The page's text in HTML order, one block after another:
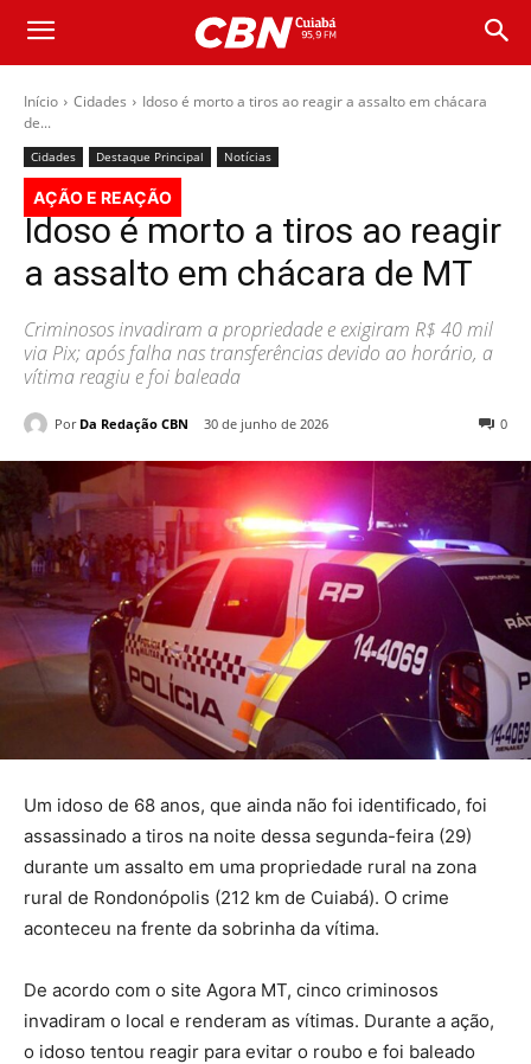
Início Cidades
Idoso é morto a tiros ao reagir a assalto em chácara
de...
Cidades Destaque Principal Notícias
AÇÃO E REAÇÃO
Idoso é morto a tiros ao reagir
a assalto em chácara de MT
Criminosos invadiram a propriedade e exigiram R$ 40 mil
via Pix; após falha nas transferências devido ao horário, a
vítima reagiu e foi baleada
Por Da Redação CBN 30 de junho de 2026 0
Um idoso de 68 anos, que ainda não foi identificado, foi
assassinado a tiros na noite dessa segunda-feira (29)
durante um assalto em uma propriedade rural na zona
rural de Rondonópolis (212 km de Cuiabá). O crime
aconteceu na frente da sobrinha da vítima.
De acordo com o site Agora MT, cinco criminosos
invadiram o local e renderam as vítimas. Durante a ação,
o idoso tentou reagir para evitar o roubo e foi baleado